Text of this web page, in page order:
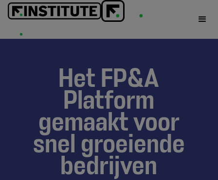
Het FP&A
Platform
gemaakt voor
snel groeiende
bedrijven